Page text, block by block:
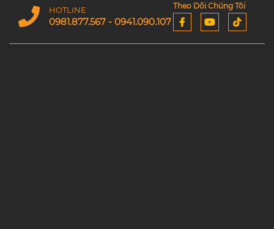
HOTLINE
0981.877.567 - 0941.090.107
Theo Dõi Chúng Tôi